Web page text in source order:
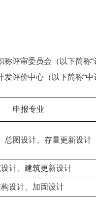
审委员会（以下简称“
评价中心（以下简称“
申报专业
总图设计、存量更新设计
计、建筑更新设计
设计、加固设计